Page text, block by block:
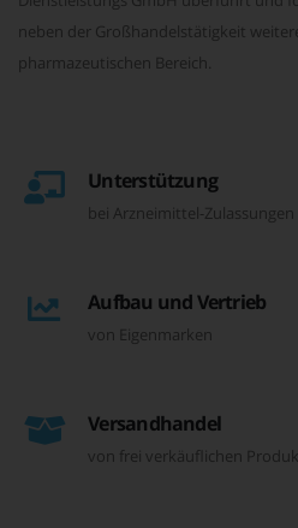
neben der Großhandelstätigkeit
pharmazeutischen Bereich.
Unterstützung
bei Arzneimittel-
Aufbau und Vertrieb
von Eigenmarken
Versandhandel
von frei verkäuflichen